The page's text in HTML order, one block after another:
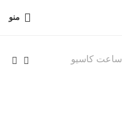
منو
ساعت کاسیو